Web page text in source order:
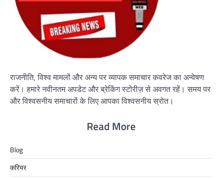
राजनीति, विश्व मामलों और अन्य पर व्यापक समाचार कवरेज का अन्वेषण
करें। हमारे नवीनतम अपडेट और ब्रेकिंग स्टोरीज़ से अवगत रहें। समय पर
और विश्वसनीय समाचारों के लिए आपका विश्वसनीय स्रोत।
Read More
Blog
करियर